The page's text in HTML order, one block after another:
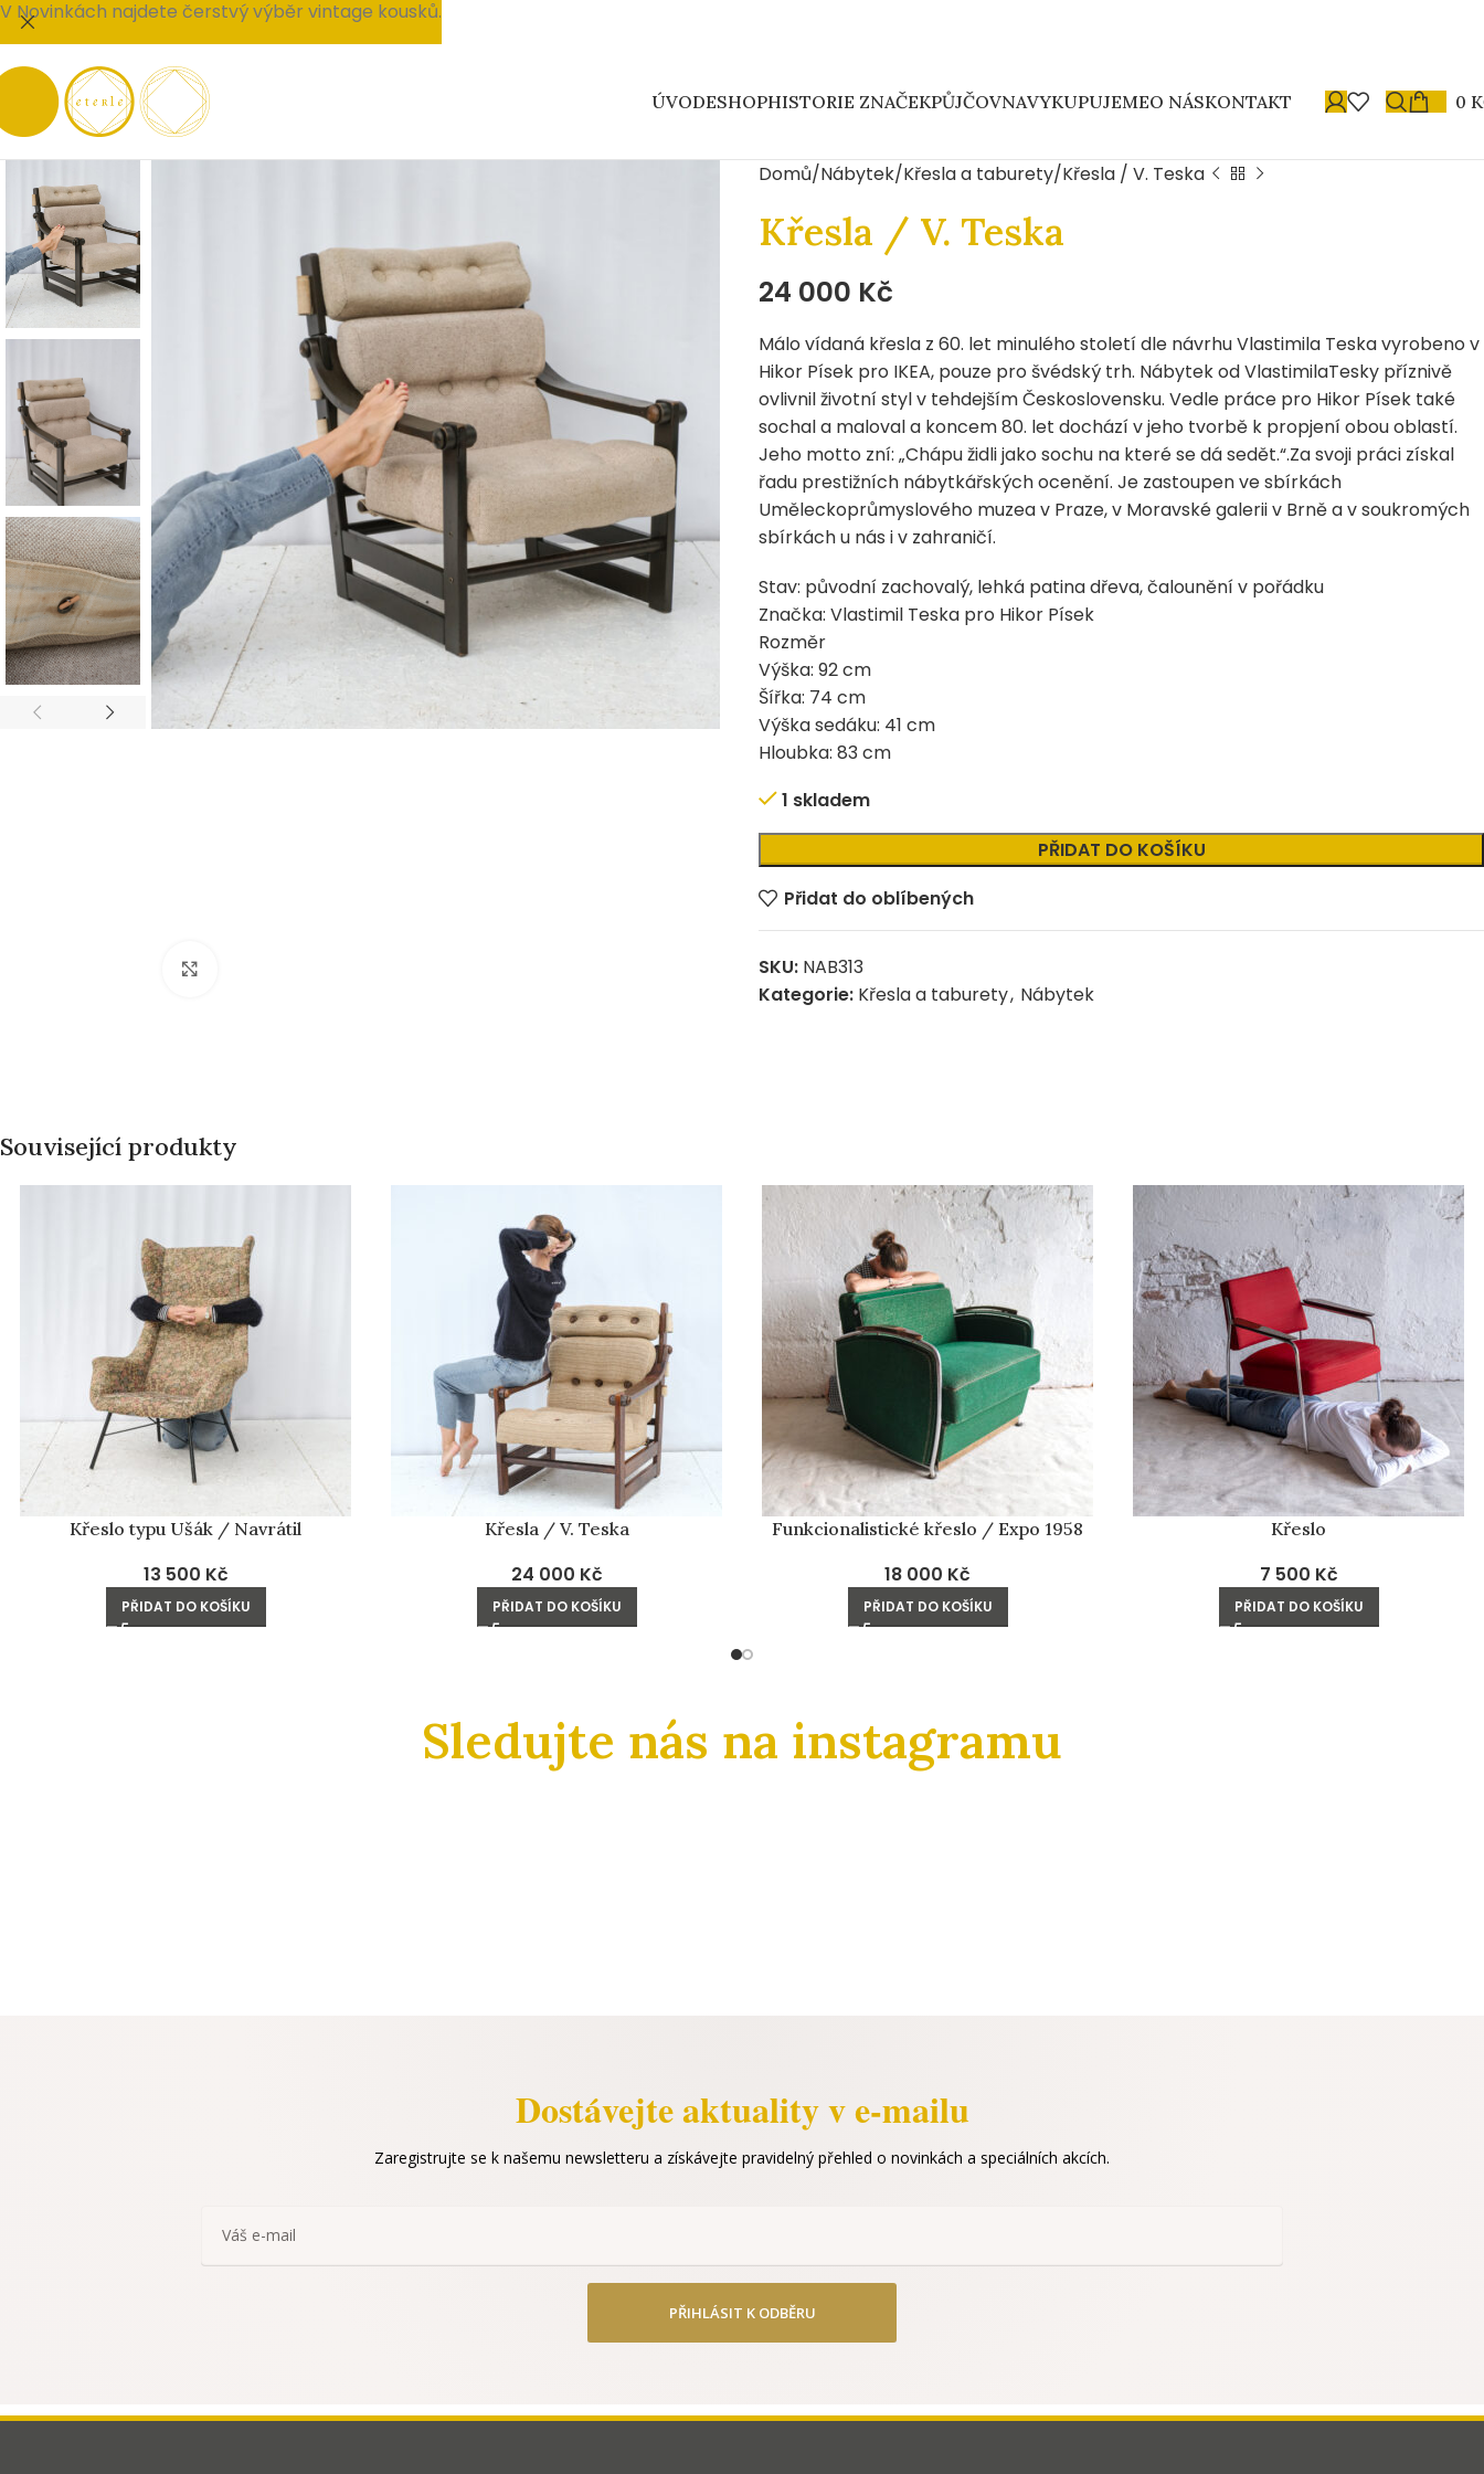
ÚVODESHOPHISTORIE ZNAČEKPŮJČOVNAVYKUPUJEMEO NÁSKONTAKT 0
Domů Nábytek Křesla a taburety Křesla / V. Teska
Křesla / V. Teska
24 000 Kč
Málo vídaná křesla z 60. let minulého století dle návrhu Vlastimila Teska vyrobeno v
Hikor Písek pro IKEA, pouze pro švédský trh. Nábytek od VlastimilaTesky příznivě
ovlivnil životní styl v tehdejším Československu. Vedle práce pro Hikor Písek také
sochal a maloval a koncem 80. let dochází v jeho tvorbě k propjení obou oblastí.
Jeho motto zní: „Chápu židli jako sochu na které se dá sedět.“.Za svoji práci získal
řadu prestižních nábytkářských ocenění. Je zastoupen ve sbírkách
Uměleckoprůmyslového muzea v Praze, v Moravské galerii v Brně a v soukromých
sbírkách u nás i v zahraničí.
Stav: původní zachovalý, lehká patina dřeva, čalounění v pořádku
Značka: Vlastimil Teska pro Hikor Písek
Rozměr
Výška: 92 cm
Šířka: 74 cm
Výška sedáku: 41 cm
Hloubka: 83 cm
1 skladem
PŘIDAT DO KOŠÍKU
Přidat do oblíbených
SKU: NAB313
Kategorie: Křesla a taburety, Nábytek
Související produkty
Křeslo typu Ušák / Navrátil
13 500 Kč
PŘIDAT DO KOŠÍKU
Křesla / V. Teska
24 000 Kč
PŘIDAT DO KOŠÍKU
Funkcionalistické křeslo / Expo 1958
18 000 Kč
PŘIDAT DO KOŠÍKU
Křeslo
7 500 Kč
PŘIDAT DO KOŠÍKU
Sledujte nás na instagramu
Dostávejte aktuality v e-mailu
Zaregistrujte se k našemu newsletteru a získávejte pravidelný přehled o novinkách a speciálních akcích.
PŘIHLÁSIT K ODBĚRU
V Novinkách najdete čerstvý výběr vintage kousků.